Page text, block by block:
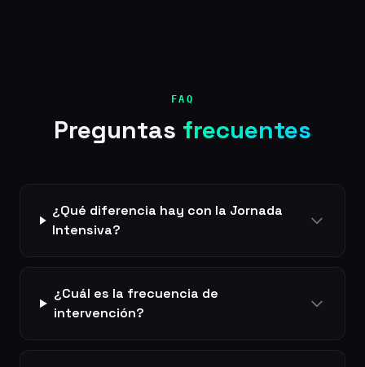
FAQ
Preguntas frecuentes
¿Qué diferencia hay con la Jornada
Intensiva?
¿Cuál es la frecuencia de
intervención?